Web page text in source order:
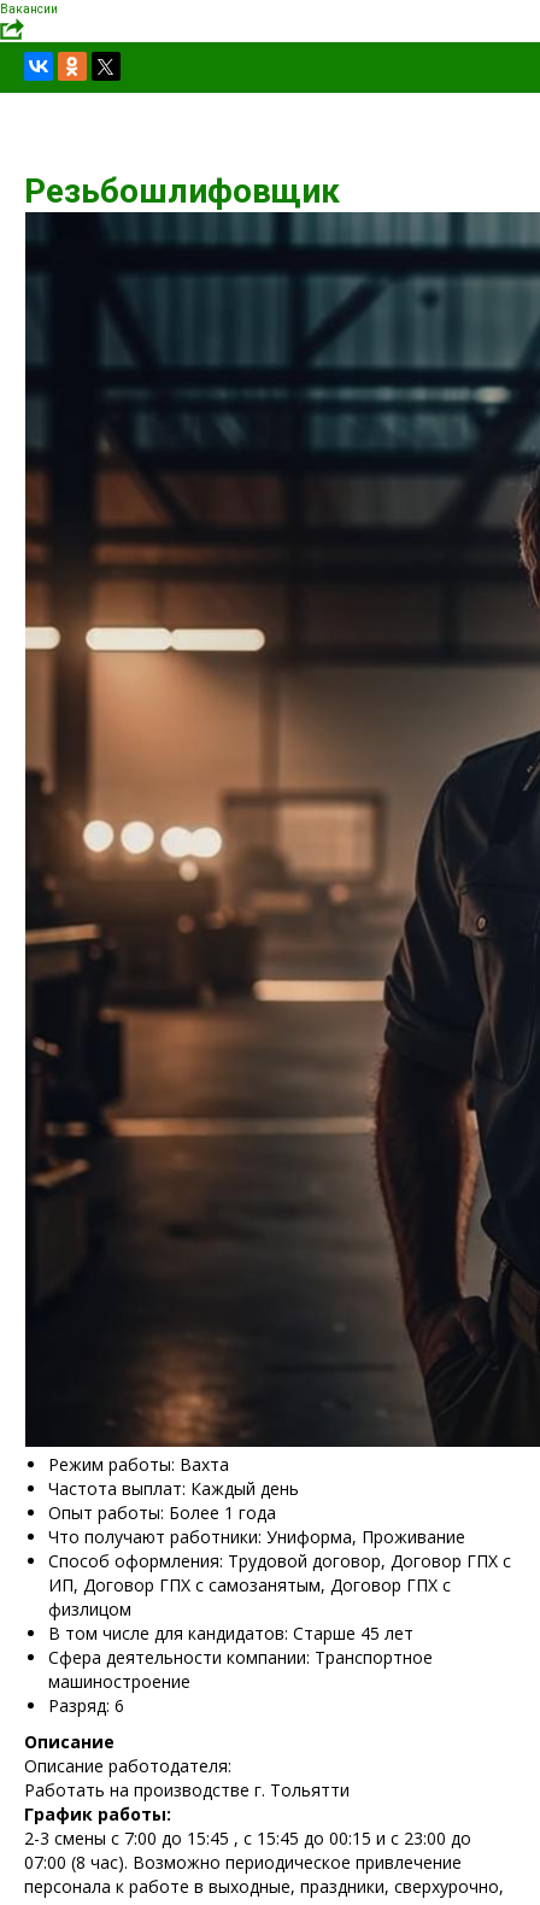
Вакансии
Резьбошлифовщик
Режим работы: Вахта
Частота выплат: Каждый день
Опыт работы: Более 1 года
Что получают работники: Униформа, Проживание
Способ оформления: Трудовой договор, Договор ГПХ с
ИП, Договор ГПХ с самозанятым, Договор ГПХ с
физлицом
В том числе для кандидатов: Старше 45 лет
Сфера деятельности компании: Транспортное
машиностроение
Разряд: 6
Описание
Описание работодателя:
Работать на производстве г. Тольятти
График работы:
2-3 смены с 7:00 до 15:45 , с 15:45 до 00:15 и с 23:00 до
07:00 (8 час). Возможно периодическое привлечение
персонала к работе в выходные, праздники, сверхурочно,